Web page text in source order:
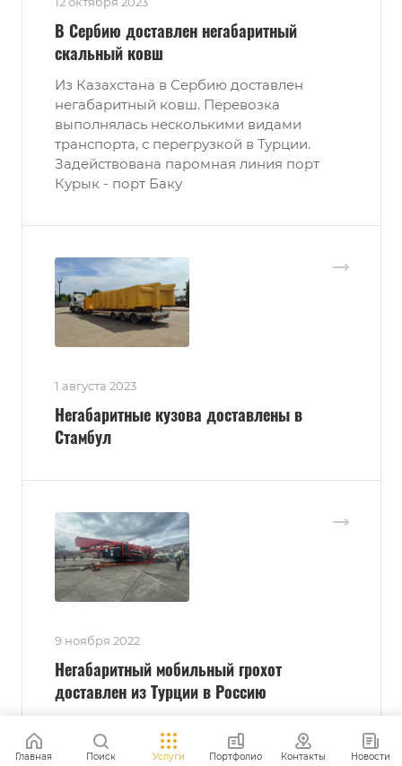
В Сербию доставлен негабаритный
скальный ковш
Из Казахстана в Сербию доставлен
негабаритный ковш. Перевозка
выполнялась несколькими видами
транспорта, с перегрузкой в Турции.
Задействована паромная линия порт
Курык - порт Баку
1 августа 2023
Негабаритные кузова доставлены в
Стамбул
9 ноября 2022
Негабаритный мобильный грохот
доставлен из Турции в Россию
грохот доставлен нашими
специалистами из Турции. Доставка
Главная Поиск Услуги Портфолио Контакты Новости